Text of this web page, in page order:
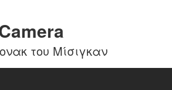
του Μίσιγκαν